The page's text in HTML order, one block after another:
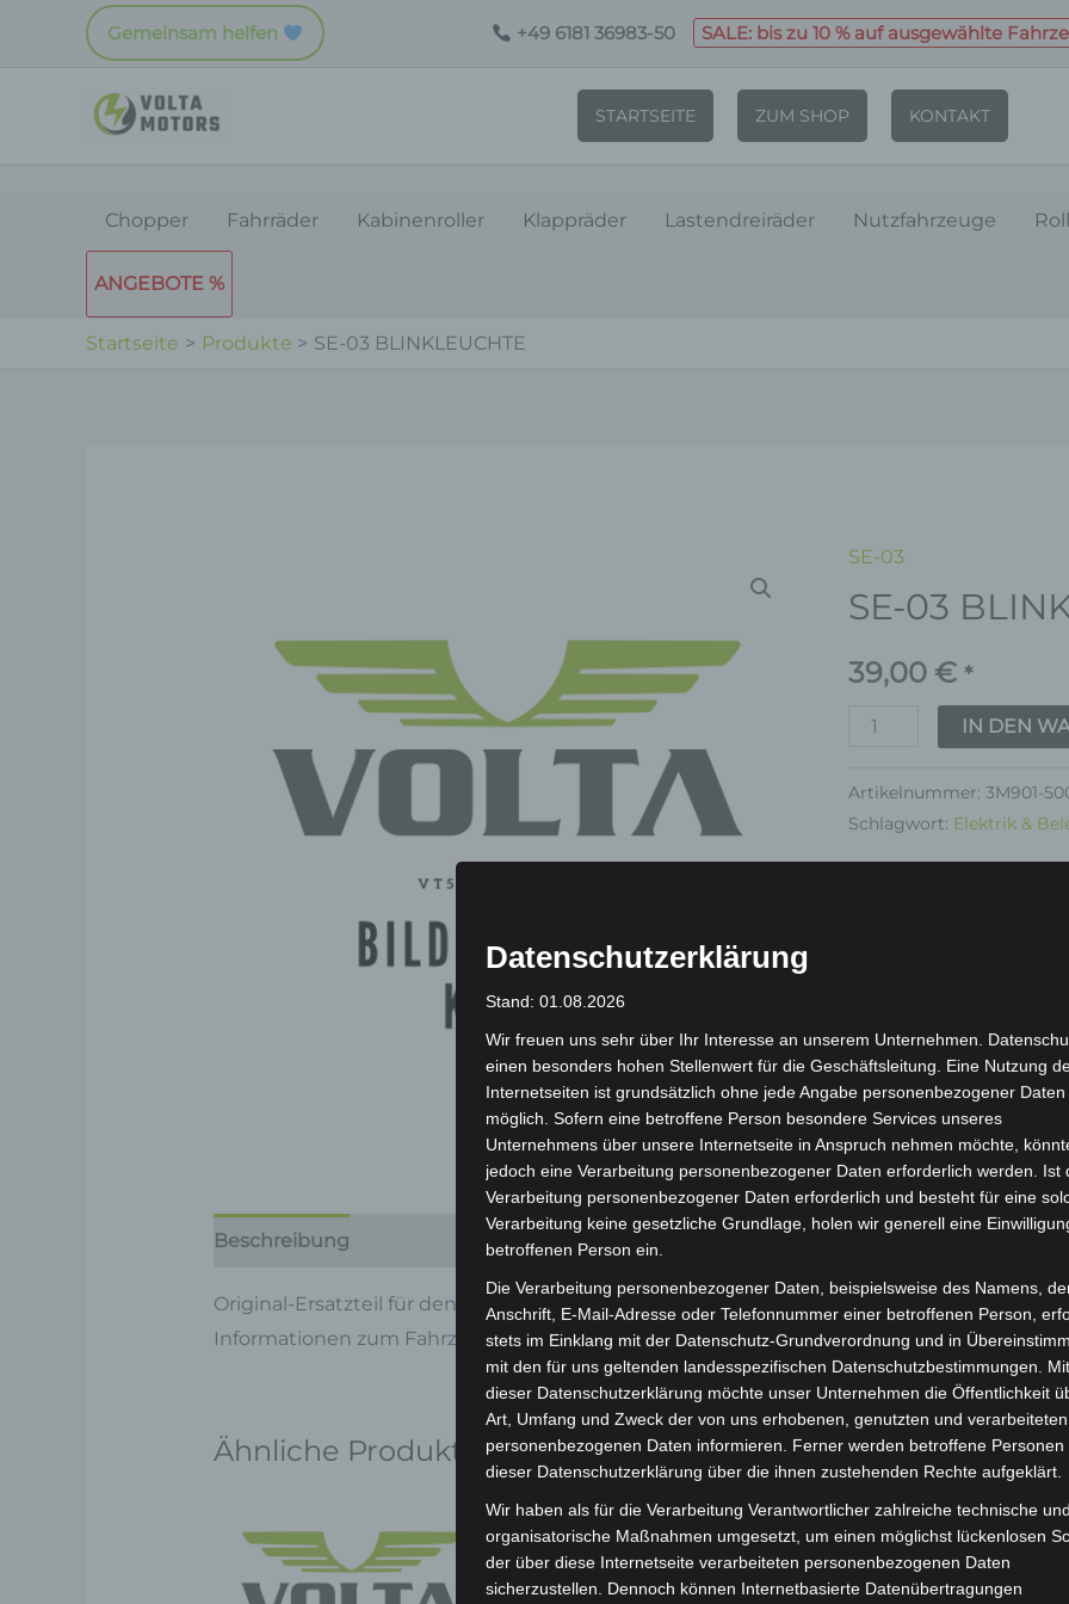
Gemeinsam helfen +49 6181 36983-50 SALE: bis zu 10 % auf ausgewählte
STARTSEITE ZUM SHOP KONTAKT
Chopper Fahrräder Kabinenroller Klappräder Lastendreiräder Nutzfahrzeuge
ANGEBOTE %
Startseite Produkte SE-03 BLINKLEUCHTE
SE-03
SE-03
39,00 € *
SE-
03
Menge
IN DEN
Artikelnummer:3M901-
Schlagwort: Elektrik &
inkl. 19 % MwSt.
Lieferzeit:Versandfertig
Beschreibung Produktsicherheit Rezensionen (0)
Original-Ersatzteil für den Elektro-Chopper SE-03. Blinkleuchte für optimale
Informationen zum Fahrzeug findest du hier:Volta Motor Elektro-Chopper SE-03.
Ähnliche Produkte
Datenschutzerklärung
Stand: 01.08.2026
Wir freuen uns sehr über Ihr Interesse an unserem Unternehmen.
einen besonders hohen Stellenwert für die Geschäftsleitung. Eine Nutzung
Internetseiten ist grundsätzlich ohne jede Angabe personenbezogener Daten
möglich. Sofern eine betroffene Person besondere Services unseres
Unternehmens über unsere Internetseite in Anspruch nehmen möchte,
jedoch eine Verarbeitung personenbezogener Daten erforderlich werden. Ist
Verarbeitung personenbezogener Daten erforderlich und besteht für eine
Verarbeitung keine gesetzliche Grundlage, holen wir generell eine
betroffenen Person ein.
Die Verarbeitung personenbezogener Daten, beispielsweise des Namens,
Anschrift, E-Mail-Adresse oder Telefonnummer einer betroffenen Person,
stets im Einklang mit der Datenschutz-Grundverordnung und in
mit den für uns geltenden landesspezifischen Datenschutzbestimmungen.
dieser Datenschutzerklärung möchte unser Unternehmen die Öffentlichkeit
Art, Umfang und Zweck der von uns erhobenen, genutzten und verarbeiteten
personenbezogenen Daten informieren. Ferner werden betroffene Personen
dieser Datenschutzerklärung über die ihnen zustehenden Rechte aufgeklärt.
Wir haben als für die Verarbeitung Verantwortlicher zahlreiche technische und
organisatorische Maßnahmen umgesetzt, um einen möglichst lückenlosen
der über diese Internetseite verarbeiteten personenbezogenen Daten
sicherzustellen. Dennoch können Internetbasierte Datenübertragungen